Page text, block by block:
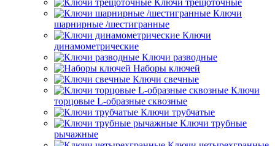
Ключи трещоточные
Ключи
шарнирные /шестигранные
Ключи
динамометрические
Ключи разводные
Наборы ключей
Ключи свечные
Ключи
торцовые L-образные сквозные
Ключи трубчатые
Ключи трубные
рычажные